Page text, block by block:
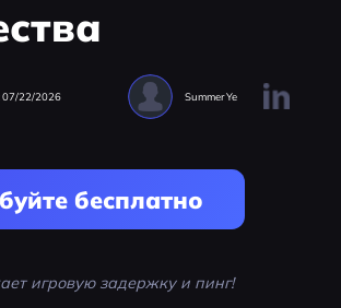
07/22/2026 Summer Ye
бесплатно
игровую задержку и пинг!